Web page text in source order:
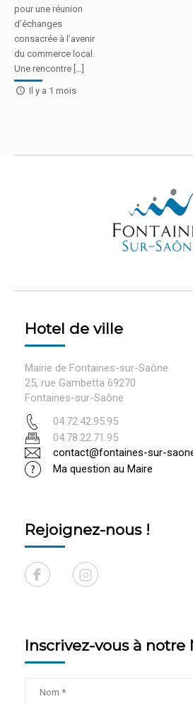
pour une réunion
d’échanges
consacrée à l’avenir
du commerce local.
Une rencontre […]
Il y a 1 mois
Hotel de ville
Mairie de Fontaines-sur-Saône
25, rue Gambetta 69270
Fontaines-sur-Saône
04.72.42.95.95
04.78.22.71.95
contact@fontaines-sur-
Ma question au Maire
Rejoignez-nous !
Inscrivez-vous à notre